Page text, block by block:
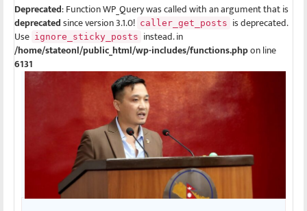
Deprecated: Function WP_Query was called with an argument that is
deprecatedsince version 3.1.0! caller_get_posts is deprecated.
Use ignore_sticky_posts instead. in
/home/stateonl/public_html/wp-includes/functions.phpon line
6131